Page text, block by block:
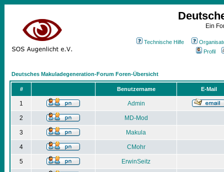
Ein
Technische Hilfe
Profil
Deutsches Makuladegeneration-Forum Foren-Übersicht
# Benutzername E-Mail
1 Admin
2 MD-Mod
3 Makula
4 CMohr
5 ErwinSeitz